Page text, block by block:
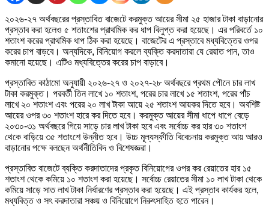
২০২৬-২৭ অর্থবছরের প্রস্তাবিত বাজেটে করমুক্ত আয়ের সীমা ২৫ হাজার টাকা বাড়ানোর
প্রস্তাব করা হলেও ৫ শতাংশের প্রাথমিক কর ধাপ বিলুপ্ত করা হয়েছে। এর পরিবর্তে ১০
শতাংশ করের প্রাথমিক ধাপ ঠিক করা হয়েছে। বাজেটের এ প্রস্তাবে মধ্যবিত্তের ওপর
করের চাপ বাড়বে। অন্যদিকে, বিনিয়োগ করলে ব্যক্তি করদাতারা যে রেয়াত পান, তাও
কমানো হয়েছে। এটিও মধ্যবিত্তের করের চাপ বাড়াবে।
প্রস্তাবিত কাঠামো অনুযায়ী ২০২৬-২৭ ও ২০২৭-২৮ অর্থবছরে প্রথম পৌনে চার লাখ
টাকা করমুক্ত। পরবর্তী তিন লাখে ১০ শতাংশ, পরের চার লাখে ১৫ শতাংশ, পরের পাঁচ
লাখে ২০ শতাংশ এবং পরের ২০ লাখ টাকা আয়ে ২৫ শতাংশ আয়কর দিতে হবে। অবশিষ্ট
আয়ের ওপর ৩০ শতাংশ হারে কর দিতে হবে। করমুক্ত আয়ের সীমা ধাপে ধাপে বেড়ে
২০৩০-৩১ অর্থবছরে গিয়ে সাড়ে চার লাখ টাকা হবে এবং সর্বোচ্চ কর হার ৩০ শতাংশ
থেকে বাড়িয়ে ৩৫ শতাংশে উন্নীত হবে। উচ্চ মূল্যস্ফীতি বিবেচনায় করমুক্ত আয় আরও
বাড়ানোর পক্ষে বলছেন অর্থনীতিবিদ ও বিশেষজ্ঞরা।
প্রস্তাবিত বাজেটে ব্যক্তি করদাতাদের প্রকৃত বিনিয়োগের ওপর কর রেয়াতের হার ১৫
শতাংশ থেকে কমিয়ে ১০ শতাংশ করা হয়েছে। সর্বোচ্চ রেয়াতের সীমা ১০ লাখ টাকা থেকে
কমিয়ে সাড়ে সাত লাখ টাকা নির্ধারণের প্রস্তাব করা হয়েছে। এই প্রস্তাব কার্যকর হলে,
মধ্যবিত্ত ও সৎ করদাতারা সঞ্চয় ও বিনিয়োগে নিরুৎসাহিত হতে পারেন।